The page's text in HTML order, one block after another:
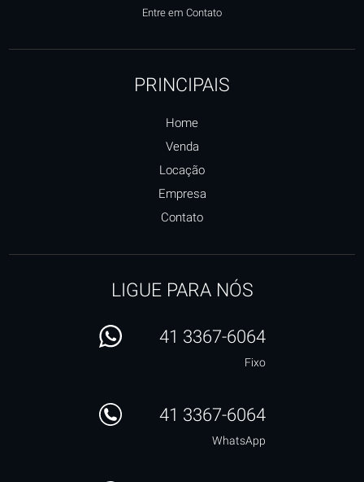
Entre em Contato
PRINCIPAIS
Home
Venda
Locação
Empresa
Contato
LIGUE PARA NÓS
41 3367-6064
Fixo
41 3367-6064
WhatsApp